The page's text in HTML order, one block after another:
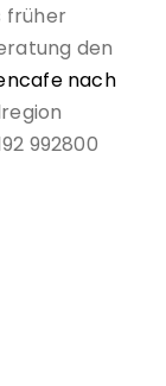
früher
den
nach
992800